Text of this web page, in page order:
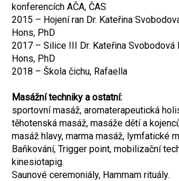
konferencích AČA, ČAS
2015 – Hojení ran Dr. Kateřina
Hons, PhD
2017 – Silice III Dr. Kateřina Svobodová
Hons, PhD
2018 – Škola čichu, Rafaella
Masážní techniky a ostatní:
sportovní masáž, aromaterapeutická
těhotenská masáž, masáže dětí a
masáž hlavy, marma masáž, lymfatické
Baňkování, Trigger point, mobilizační
kinesiotapig.
Saunové ceremoniály, Hammam rituály.